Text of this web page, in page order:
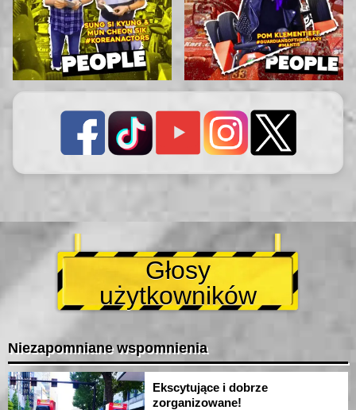
Głosy
użytkowników
Niezapomniane wspomnienia
Ekscytujące i dobrze
zorganizowane!